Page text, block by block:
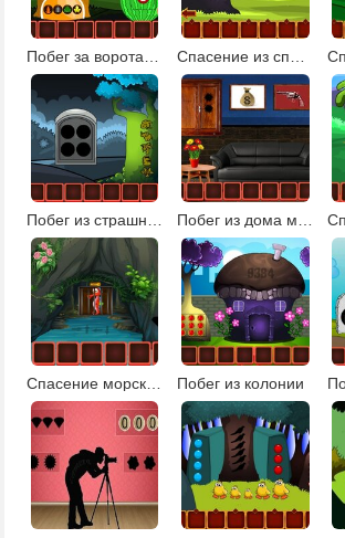
Спасение морского конька Побег из колонии